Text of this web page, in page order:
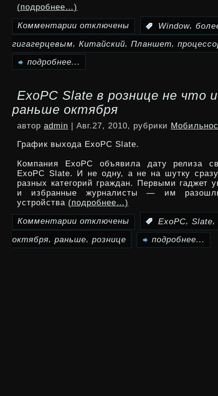
OlivePad
(подробнее…)
Комментарии
записи
планшет
Window
N6
с
гигагерцевым
процессором
отключены Window,
гигагерцевым, Китайский, Планшет,
подробнее...
ExoPC Slatе в рознице не что
раньше октября
автор admin | Авг.27, 2010, рубрики
График выхода ExoPC Slatе.
Компания ExoPC объявила дату релиза
ExoPC Slate. И не одну, а не на шутку
разных категорий граждан. Первыми гаджет
и избранные журналисты — им
устройства (подробнее…)
Комментарии
записи
отключены ExoPC, Slatе,
октября, раньше, рознице подробнее...